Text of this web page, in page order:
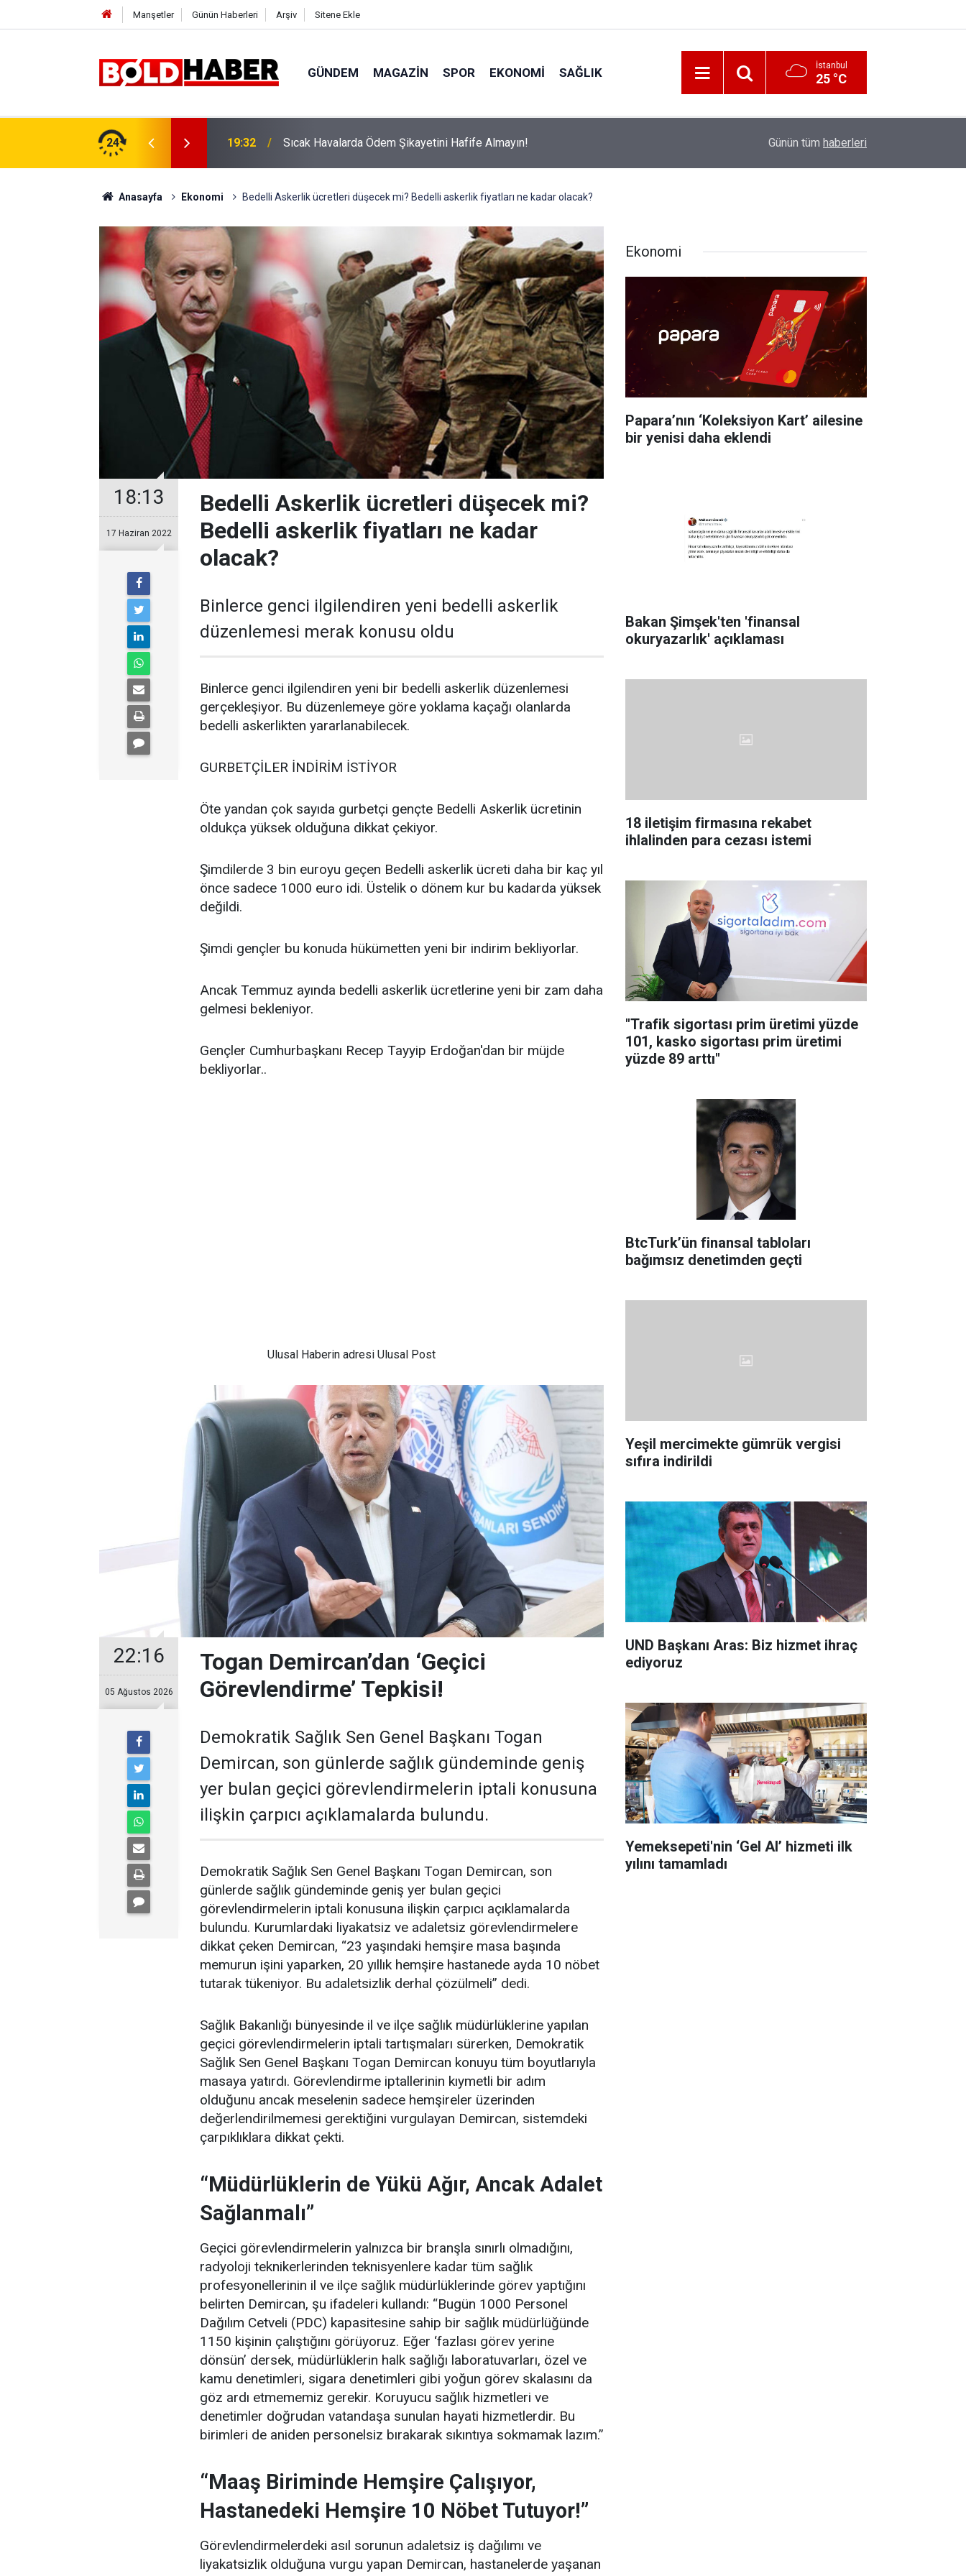
Manşetler Günün Haberleri Arşiv Sitene Ekle
GÜNDEM MAGAZIN SPOR EKONOMI SAĞLIK İstanbul
25 °C
24 19:32 Sıcak Havalarda Ödem Şikayetini Hafife Almayın! İzmir 112’de Kan Donduran İddialar!
Günün tüm haberleri
Anasayfa Ekonomi Bedelli Askerlik ücretleri düşecek mi? Bedelli askerlik fiyatları ne kadar olacak?
18:13
17 Haziran 2022
Bedelli Askerlik ücretleri düşecek mi?
Bedelli askerlik fiyatları ne kadar
olacak?
Binlerce genci ilgilendiren yeni bedelli askerlik
düzenlemesi merak konusu oldu
Binlerce genci ilgilendiren yeni bir bedelli askerlik düzenlemesi
gerçekleşiyor. Bu düzenlemeye göre yoklama kaçağı olanlarda
bedelli askerlikten yararlanabilecek.
GURBETÇİLER İNDİRİM İSTİYOR
Öte yandan çok sayıda gurbetçi gençte Bedelli Askerlik ücretinin
oldukça yüksek olduğuna dikkat çekiyor.
Şimdilerde 3 bin euroyu geçen Bedelli askerlik ücreti daha bir kaç yıl
önce sadece 1000 euro idi. Üstelik o dönem kur bu kadarda yüksek
değildi.
Şimdi gençler bu konuda hükümetten yeni bir indirim bekliyorlar.
Ancak Temmuz ayında bedelli askerlik ücretlerine yeni bir zam daha
gelmesi bekleniyor.
Gençler Cumhurbaşkanı Recep Tayyip Erdoğan'dan bir müjde
bekliyorlar..
Ulusal Haberin adresi Ulusal Post
22:16
05 Ağustos 2026
Togan Demircan’dan ‘Geçici
Görevlendirme’ Tepkisi!
Demokratik Sağlık Sen Genel Başkanı Togan
Demircan, son günlerde sağlık gündeminde geniş
yer bulan geçici görevlendirmelerin iptali konusuna
ilişkin çarpıcı açıklamalarda bulundu.
Demokratik Sağlık Sen Genel Başkanı Togan Demircan, son
günlerde sağlık gündeminde geniş yer bulan geçici
görevlendirmelerin iptali konusuna ilişkin çarpıcı açıklamalarda
bulundu. Kurumlardaki liyakatsiz ve adaletsiz görevlendirmelere
dikkat çeken Demircan, “23 yaşındaki hemşire masa başında
memurun işini yaparken, 20 yıllık hemşire hastanede ayda 10 nöbet
tutarak tükeniyor. Bu adaletsizlik derhal çözülmeli” dedi.
Sağlık Bakanlığı bünyesinde il ve ilçe sağlık müdürlüklerine yapılan
geçici görevlendirmelerin iptali tartışmaları sürerken, Demokratik
Sağlık Sen Genel Başkanı Togan Demircan konuyu tüm boyutlarıyla
masaya yatırdı. Görevlendirme iptallerinin kıymetli bir adım
olduğunu ancak meselenin sadece hemşireler üzerinden
değerlendirilmemesi gerektiğini vurgulayan Demircan, sistemdeki
çarpıklıklara dikkat çekti.
“Müdürlüklerin de Yükü Ağır, Ancak Adalet
Sağlanmalı”
Geçici görevlendirmelerin yalnızca bir branşla sınırlı olmadığını,
radyoloji teknikerlerinden teknisyenlere kadar tüm sağlık
profesyonellerinin il ve ilçe sağlık müdürlüklerinde görev yaptığını
belirten Demircan, şu ifadeleri kullandı: “Bugün 1000 Personel
Dağılım Cetveli (PDC) kapasitesine sahip bir sağlık müdürlüğünde
1150 kişinin çalıştığını görüyoruz. Eğer ‘fazlası görev yerine
dönsün’ dersek, müdürlüklerin halk sağlığı laboratuvarları, özel ve
kamu denetimleri, sigara denetimleri gibi yoğun görev skalasını da
göz ardı etmememiz gerekir. Koruyucu sağlık hizmetleri ve
denetimler doğrudan vatandaşa sunulan hayati hizmetlerdir. Bu
birimleri de aniden personelsiz bırakarak sıkıntıya sokmamak lazım.”
“Maaş Biriminde Hemşire Çalışıyor,
Hastanedeki Hemşire 10 Nöbet Tutuyor!”
Görevlendirmelerdeki asıl sorunun adaletsiz iş dağılımı ve
liyakatsizlik olduğuna vurgu yapan Demircan, hastanelerde yaşanan
Ekonomi
Papara’nın ‘Koleksiyon Kart’ ailesine
bir yenisi daha eklendi
Bakan Şimşek'ten 'finansal
okuryazarlık' açıklaması
18 iletişim firmasına rekabet
ihlalinden para cezası istemi
"Trafik sigortası prim üretimi yüzde
101, kasko sigortası prim üretimi
yüzde 89 arttı"
BtcTurk’ün finansal tabloları
bağımsız denetimden geçti
Yeşil mercimekte gümrük vergisi
sıfıra indirildi
UND Başkanı Aras: Biz hizmet ihraç
ediyoruz
Yemeksepeti'nin ‘Gel Al’ hizmeti ilk
yılını tamamladı